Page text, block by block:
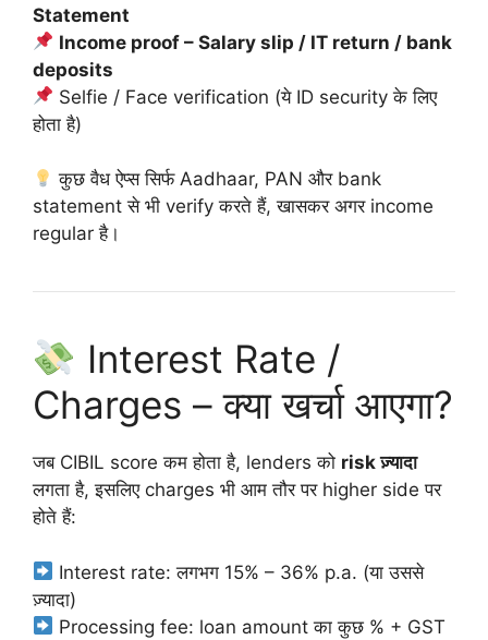
Statement
Income proof – Salary slip / IT return / bank
deposits
Selfie / Face verification (ये ID security के लिए
होता है)
कुछ वैध ऐप्स सिर्फ Aadhaar, PAN और bank
statement से भी verify करते हैं, खासकर अगर income
regular है।
Interest Rate /
Charges – क्या खर्चा आएगा?
जब CIBIL score कम होता है, lenders को risk ज़्यादा
लगता है, इसलिए charges भी आम तौर पर higher side पर
होते हैं:
Interest rate: लगभग 15% – 36% p.a. (या उससे
ज़्यादा)
Processing fee: loan amount का कुछ % + GST